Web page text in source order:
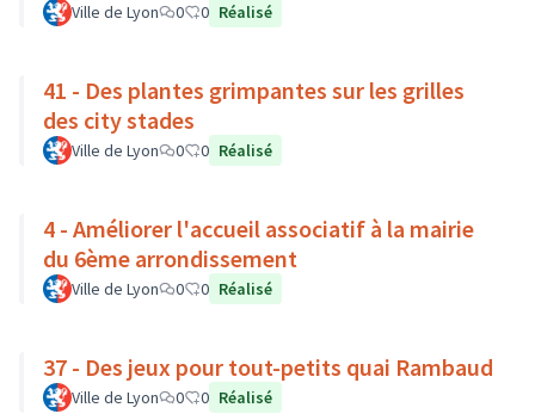
Ville de Lyon 0 0 Réalisé
41 - Des plantes grimpantes sur les grilles
des city stades
Ville de Lyon 0 0 Réalisé
4 - Améliorer l'accueil associatif à la mairie
du 6ème arrondissement
Ville de Lyon 0 0 Réalisé
37 - Des jeux pour tout-petits quai Rambaud
Ville de Lyon 0 0 Réalisé